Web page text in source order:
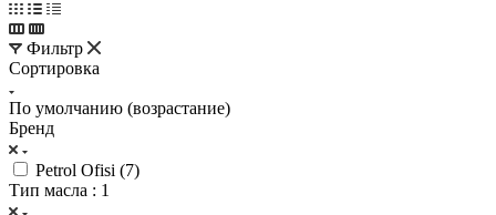
Фильтр
Сортировка
По умолчанию (возрастание)
Бренд
Petrol Ofisi (7)
Тип масла : 1